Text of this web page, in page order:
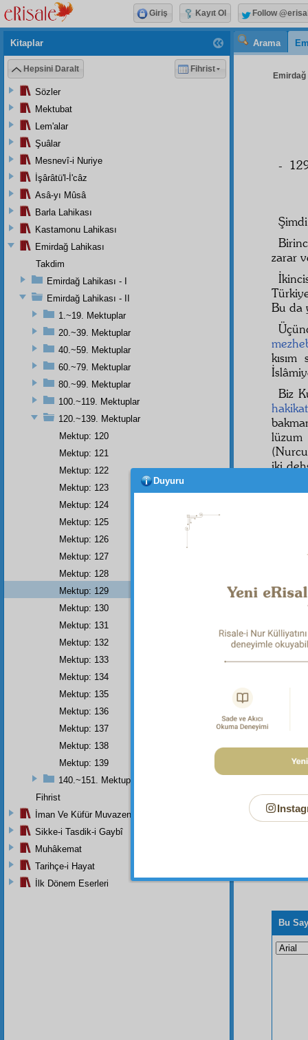
Arama
Emirdağ
-
zarar
Bu da
Biz
hakikat
iki
o
Bu
Kitaplar
Hepsini Daralt Fihrist
Sözler
Mektubat
Lem'alar
Şuâlar
Mesnevî-i Nuriye
İşârâtü'l-İ'câz
Asâ-yı Mûsâ
Barla Lahikası
Kastamonu Lahikası
Emirdağ Lahikası
Takdim
Emirdağ Lahikası - I
Emirdağ Lahikası - II
1.~19. Mektuplar
20.~39. Mektuplar
40.~59. Mektuplar
60.~79. Mektuplar
80.~99. Mektuplar
100.~119. Mektuplar
120.~139. Mektuplar
Mektup: 120
Mektup: 121
Mektup: 122
Mektup: 123
Mektup: 124
Mektup: 125
Mektup: 126
Mektup: 127
Mektup: 128
Mektup: 129
Mektup: 130
Mektup: 131
Mektup: 132
Mektup: 133
Mektup: 134
Mektup: 135
Mektup: 136
Mektup: 137
Mektup: 138
Mektup: 139
140.~151. Mektuplar
Fihrist
İman Ve Küfür Muvazeneleri
Sikke-i Tasdik-i Gaybî
Muhâkemat
Tarihçe-i Hayat
İlk Dönem Eserleri
Giriş Kayıt Ol Follow
Duyuru